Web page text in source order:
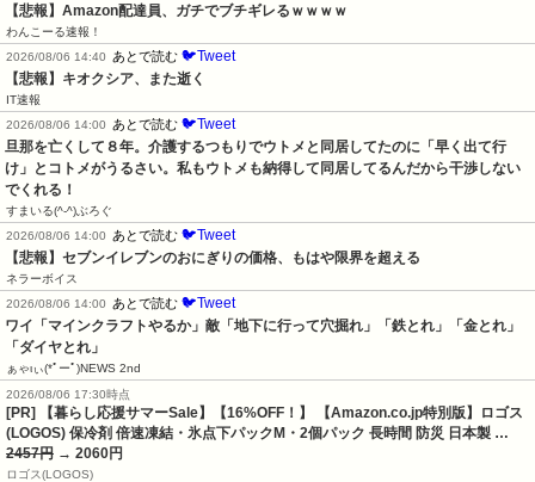
【悲報】Amazon配達員、ガチでブチギレるｗｗｗｗ
わんこーる速報！
2026/08/06 14:40
あとで読む 🐦Tweet
【悲報】キオクシア、また逝く
IT速報
2026/08/06 14:00
あとで読む 🐦Tweet
旦那を亡くして８年。介護するつもりでウトメと同居してたのに「早く出て行
け」とコトメがうるさい。私もウトメも納得して同居してるんだから干渉しない
でくれる！
すまいる(^-^)ぶろぐ
2026/08/06 14:00
あとで読む 🐦Tweet
【悲報】セブンイレブンのおにぎりの価格、もはや限界を超える
ネラーボイス
2026/08/06 14:00
あとで読む 🐦Tweet
ワイ「マインクラフトやるか」敵「地下に行って穴掘れ」「鉄とれ」「金とれ」
「ダイヤとれ」
ぁゃιぃ(*ﾟーﾟ)NEWS 2nd
2026/08/06 17:30時点
[PR] 【暮らし応援サマーSale】【16%OFF！】 【Amazon.co.jp特別版】ロゴス
(LOGOS) 保冷剤 倍速凍結・氷点下パックM・2個パック 長時間 防災 日本製 …
2457円 → 2060円
ロゴス(LOGOS)